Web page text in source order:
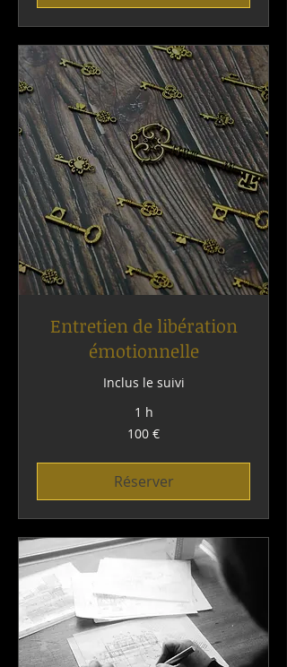
Entretien de libération
émotionnelle
Inclus le suivi
1 h
100 €
Réserver